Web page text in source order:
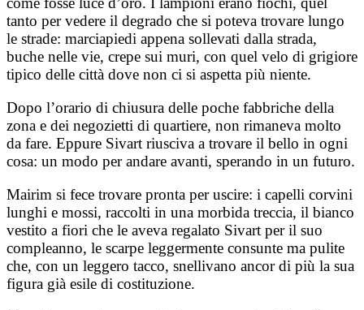
tanto per vedere il degrado che si poteva trovare lungo
le strade: marciapiedi appena sollevati dalla strada,
buche nelle vie, crepe sui muri, con quel velo di grigiore
tipico delle città dove non ci si aspetta più niente.
Dopo l’orario di chiusura delle poche fabbriche della
zona e dei negozietti di quartiere, non rimaneva molto
da fare. Eppure Sivart riusciva a trovare il bello in ogni
cosa: un modo per andare avanti, sperando in un futuro.
Mairim si fece trovare pronta per uscire: i capelli corvini
lunghi e mossi, raccolti in una morbida treccia, il bianco
vestito a fiori che le aveva regalato Sivart per il suo
compleanno, le scarpe leggermente consunte ma pulite
che, con un leggero tacco, snellivano ancor di più la sua
figura già esile di costituzione.